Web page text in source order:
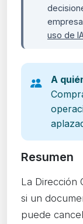
uso de
A
Resumen
La Dirección
si un
puede